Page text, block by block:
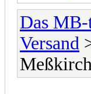
Das
Versand
Meßkirch